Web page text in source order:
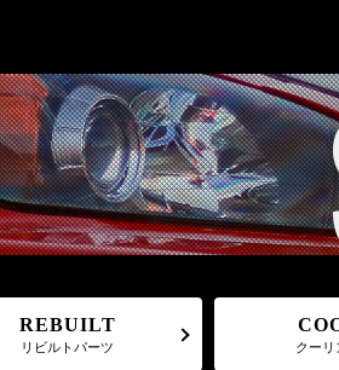
REBUILT
リビルトパーツ クーリ